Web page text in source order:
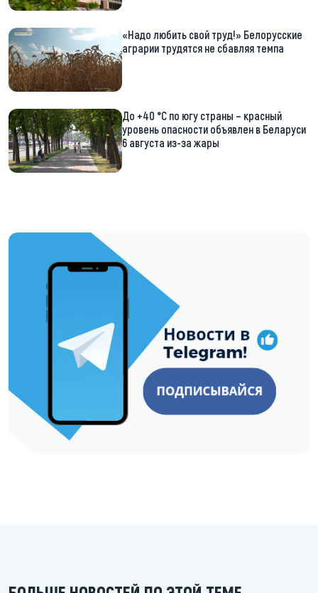
«Надо любить свой труд!» Белорусские
аграрии трудятся не сбавляя темпа
До +40 °С по югу страны – красный
уровень опасности объявлен в Беларуси
6 августа из-за жары
https://t.me/minskctvby